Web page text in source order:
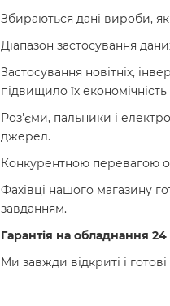
Збираються дані вироби,
Діапазон застосування
Застосування новітніх,
підвищило їх
Роз'єми, пальники і
джерел.
Конкурентною перевагою
Фахівці нашого магазину
завданням.
Гарантія на обладнання 24
Ми завжди відкриті і